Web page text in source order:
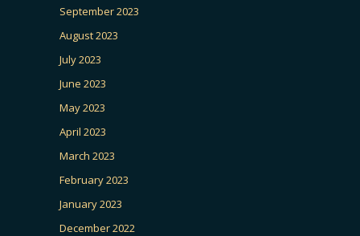
September 2023
August 2023
July 2023
June 2023
May 2023
April 2023
March 2023
February 2023
January 2023
December 2022